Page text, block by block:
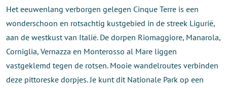
Het eeuwenlang verborgen gelegen Cinque Terre is een
wonderschoon en rotsachtig kustgebied in de streek Ligurië,
aan de westkust van Italië. De dorpen Riomaggiore, Manarola,
Corniglia, Vernazza en Monterosso al Mare liggen
vastgeklemd tegen de rotsen. Mooie wandelroutes verbinden
deze pittoreske dorpjes. Je kunt dit Nationale Park op een